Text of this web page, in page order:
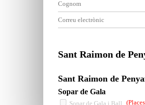
Sant Raimon de
Sant Raimon de
Sopar de Gala
Sopar de Gala i Ball